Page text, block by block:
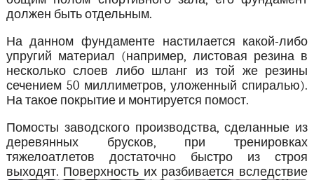
должен быть отдельным.
На данном фундаменте настилается какой-либо
упругий материал (например, листовая резина в
несколько слоев либо шланг из той же резины
сечением 50 миллиметров, уложенный спиралью).
На такое покрытие и монтируется помост.
Помосты заводского производства, сделанные из
деревянных брусков, при тренировках
тяжелоатлетов достаточно быстро из строя
выходят. Поверхность их разбивается вследствие